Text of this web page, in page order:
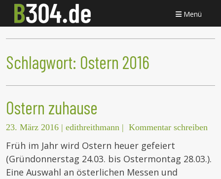
Menü
Schlagwort: Ostern 2016
Ostern zuhause
23. März 2016 | edithreithmann | Kommentar schreiben
Früh im Jahr wird Ostern heuer gefeiert
(Gründonnerstag 24.03. bis Ostermontag 28.03.).
Eine Auswahl an österlichen Messen und